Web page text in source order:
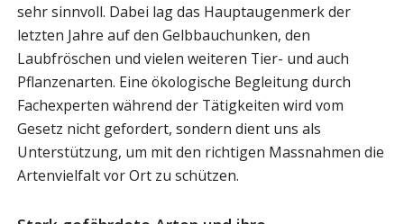
sehr sinnvoll. Dabei lag das Hauptaugenmerk der
letzten Jahre auf den Gelbbauchunken, den
Laubfröschen und vielen weiteren Tier- und auch
Pflanzenarten. Eine ökologische Begleitung durch
Fachexperten während der Tätigkeiten wird vom
Gesetz nicht gefordert, sondern dient uns als
Unterstützung, um mit den richtigen Massnahmen die
Artenvielfalt vor Ort zu schützen.